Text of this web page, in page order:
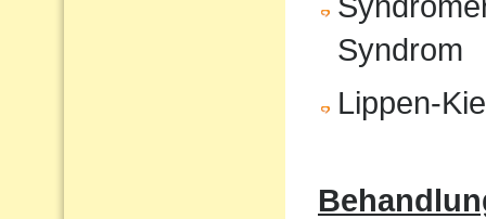
Syndrom
Lippen-